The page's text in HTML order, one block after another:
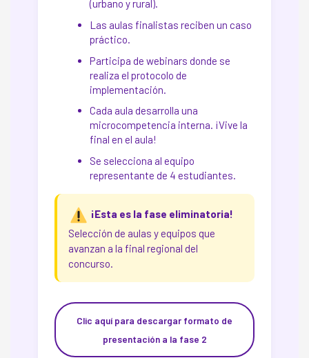
(urbano y rural).
Las aulas finalistas reciben un caso
práctico.
Participa de webinars donde se
realiza el protocolo de
implementación.
Cada aula desarrolla una
microcompetencia interna. ¡Vive la
final en el aula!
Se selecciona al equipo
representante de 4 estudiantes.
¡Esta es la fase eliminatoria!
Selección de aulas y equipos que
avanzan a la final regional del
concurso.
Clic aquí para descargar formato de
presentación a la fase 2